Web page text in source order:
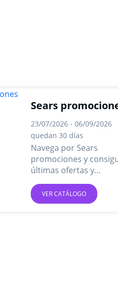
Sears
23/07/2026 - 06/09/2026
quedan 30 días
Navega por Sears
promociones y
últimas ofertas y
promociones en línea.
VER CATÁLOGO